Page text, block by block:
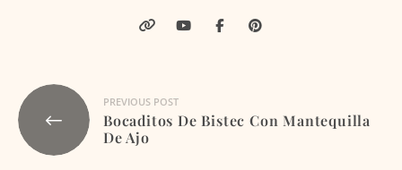
Navegación
de
entradas
PREVIOUS POST
Bocaditos De Bistec Con Mantequilla
De Ajo